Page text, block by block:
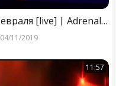
Гуф & Мари Краймбрери - 31 февраля [live] | Adrenaline Stadium 03/11/2019
04/11/2019
11:57